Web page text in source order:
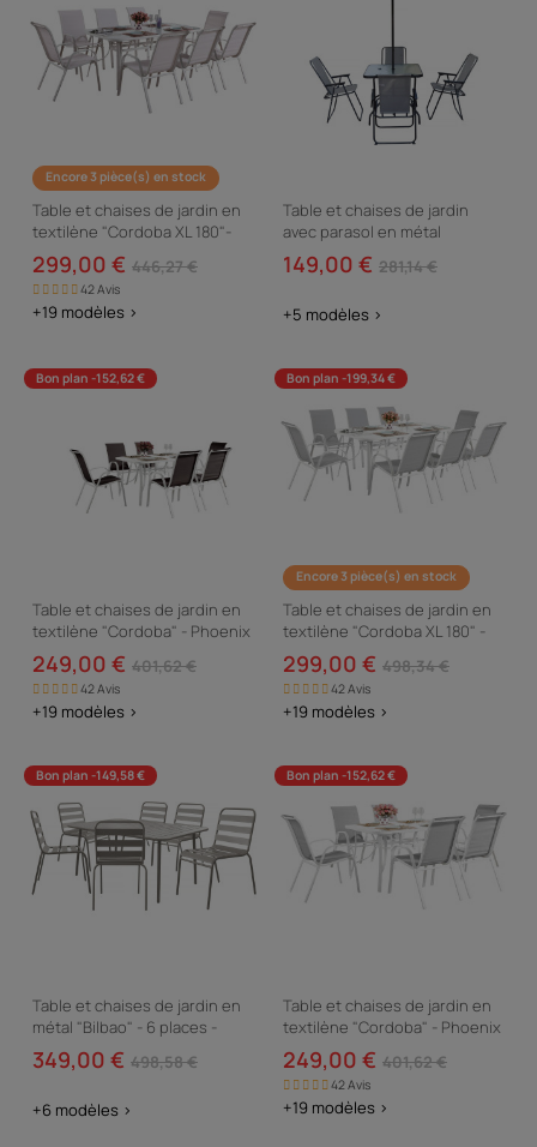
Encore 3 pièce(s) en stock
Table et chaises de jardin en
textilène "Cordoba XL 180"-
Phoenix - 8 places - Ecru
299,00 € 446,27 €
42 Avis
+19 modèles >
Table et chaises de jardin
avec parasol en métal
"Convivia" - 4 places - Gris clair
149,00 € 281,14 €
+5 modèles >
Bon plan -152,62 €
Table et chaises de jardin en
textilène "Cordoba" - Phoenix
- 6 places - Taupe
249,00 € 401,62 €
42 Avis
+19 modèles >
Bon plan -199,34 €
Encore 3 pièce(s) en stock
Table et chaises de jardin en
textilène "Cordoba XL 180" -
Phoenix - 8 places - Gris
299,00 € 498,34 €
42 Avis
+19 modèles >
Bon plan -149,58 €
Table et chaises de jardin en
métal "Bilbao" - 6 places -
Taupe
349,00 € 498,58 €
+6 modèles >
Bon plan -152,62 €
Table et chaises de jardin en
textilène "Cordoba" - Phoenix
- 6 places - Gris
249,00 € 401,62 €
42 Avis
+19 modèles >